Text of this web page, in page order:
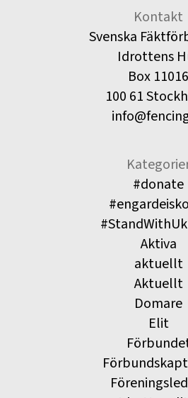
Kontakt
Svenska
Idrottens
Box 11016
100 61
#donate
Aktiva
aktuellt
Aktuellt
Domare
Elit